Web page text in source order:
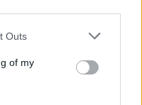
Outs
of my
Παλαιολόγου
ταξίδεψαν στην